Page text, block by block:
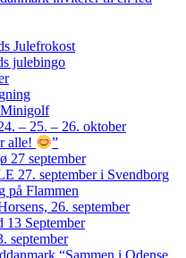
Julefrokost
julebingo
Minigolf
– 25. – 26. oktober
alle!
”
27 september
27. september i Svendborg
på Flammen
26. september
September
september